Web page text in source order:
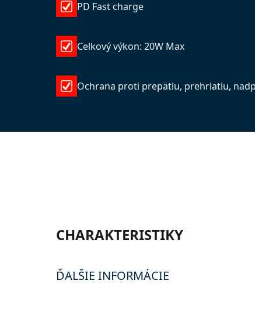
PD Fast charge
Celkový výkon: 20W Max
Ochrana proti prepätiu, prehriatiu,
CHARAKTERISTIKY
ĎALŠIE INFORMÁCIE